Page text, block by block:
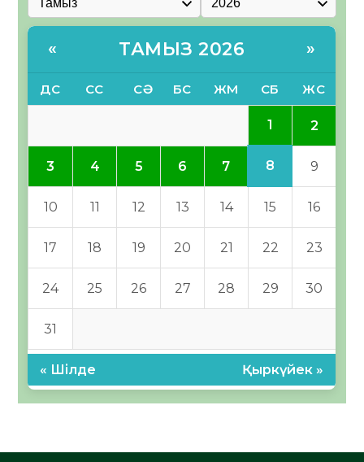
« ТАМЫЗ 2026 »
ДС СС СӘ БС ЖМ СБ ЖС
1 2
3 4 5 6 7 8 9
10 11 12 13 14 15 16
17 18 19 20 21 22 23
24 25 26 27 28 29 30
31
« Шілде Қыркүйек »